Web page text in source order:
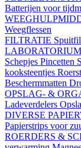
Batterijen voor
Weegflessen
FILTRATIE
Schepjes Pincetten
kooksteentjes
Beschermmatten
OPSLAG- &
Ladeverdelers
DIVERSE
Papierstrips voor
ROERDERS &